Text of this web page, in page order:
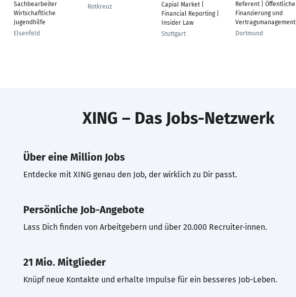
Sachbearbeiter
Wirtschaftliche
Jugendhilfe
Elsenfeld
Rotkreuz
Capial Market |
Financial Reporting |
Insider Law
Stuttgart
Referent | Öffentliche
Finanzierung und
Vertragsmanagement
Dortmund
XING – Das Jobs-Netzwerk
Über eine Million Jobs
Entdecke mit XING genau den Job, der wirklich zu Dir passt.
Persönliche Job-Angebote
Lass Dich finden von Arbeitgebern und über 20.000 Recruiter·innen.
21 Mio. Mitglieder
Knüpf neue Kontakte und erhalte Impulse für ein besseres Job-Leben.